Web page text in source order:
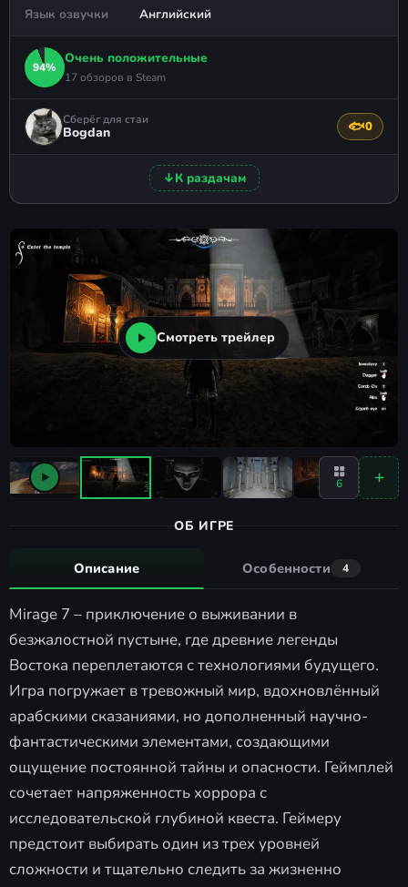
Язык озвучки
Английский
94%
Очень положительные
17 обзоров в Steam
Сберёг для стаи
Bogdan 🐟0
↓К раздачам
Смотреть трейлер
6
ОБ ИГРЕ
Описание Особенности 4
Mirage 7 – приключение о выживании в
безжалостной пустыне, где древние легенды
Востока переплетаются с технологиями будущего.
Игра погружает в тревожный мир, вдохновлённый
арабскими сказаниями, но дополненный научно-
фантастическими элементами, создающими
ощущение постоянной тайны и опасности. Геймплей
сочетает напряженность хоррора с
исследовательской глубиной квеста. Геймеру
предстоит выбирать один из трех уровней
сложности и тщательно следить за жизненно